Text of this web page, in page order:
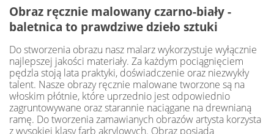
Obraz ręcznie malowany czarno-biały -
baletnica to prawdziwe dzieło sztuki
Do stworzenia obrazu nasz malarz wykorzystuje wyłącznie
najlepszej jakości materiały. Za każdym pociągnięciem
pędzla stoją lata praktyki, doświadczenie oraz niezwykły
talent. Nasze obrazy ręcznie malowane tworzone są na
włoskim płótnie, które uprzednio jest odpowiednio
zagruntowywane oraz starannie naciągane na drewnianą
ramę. Do tworzenia zamawianych obrazów artysta korzysta
z wysokiej klasy farb akrylowych. Obraz posiada